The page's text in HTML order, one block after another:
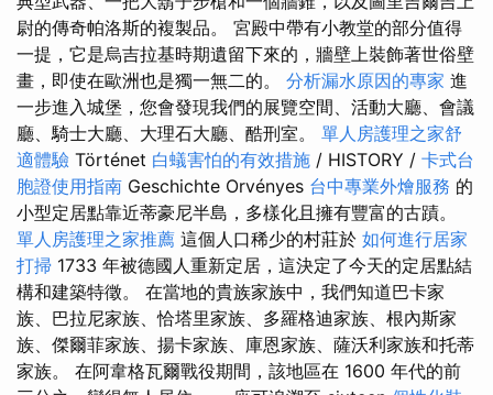
尉的傳奇帕洛斯的複製品。 宮殿中帶有小教堂的部分值得
一提，它是烏吉拉基時期遺留下來的，牆壁上裝飾著世俗壁
畫，即使在歐洲也是獨一無二的。 分析漏水原因的專家 進
一步進入城堡，您會發現我們的展覽空間、活動大廳、會議
廳、騎士大廳、大理石大廳、酷刑室。 單人房護理之家舒
適體驗 Történet 白蟻害怕的有效措施 / HISTORY / 卡式台
胞證使用指南 Geschichte Orvényes 台中專業外燴服務 的
小型定居點靠近蒂豪尼半島，多樣化且擁有豐富的古蹟。
單人房護理之家推薦 這個人口稀少的村莊於 如何進行居家
打掃 1733 年被德國人重新定居，這決定了今天的定居點結
構和建築特徵。 在當地的貴族家族中，我們知道巴卡家
族、巴拉尼家族、恰塔里家族、多羅格迪家族、根內斯家
族、傑爾菲家族、揚卡家族、庫恩家族、薩沃利家族和托蒂
家族。 在阿韋格瓦爾戰役期間，該地區在 1600 年代的前